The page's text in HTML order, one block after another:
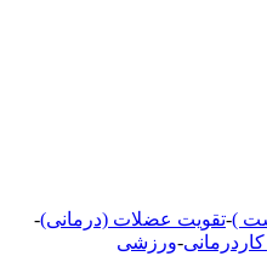
)
-تقویت عضلات (درمانی)-
کاردرمانی-ورزشی